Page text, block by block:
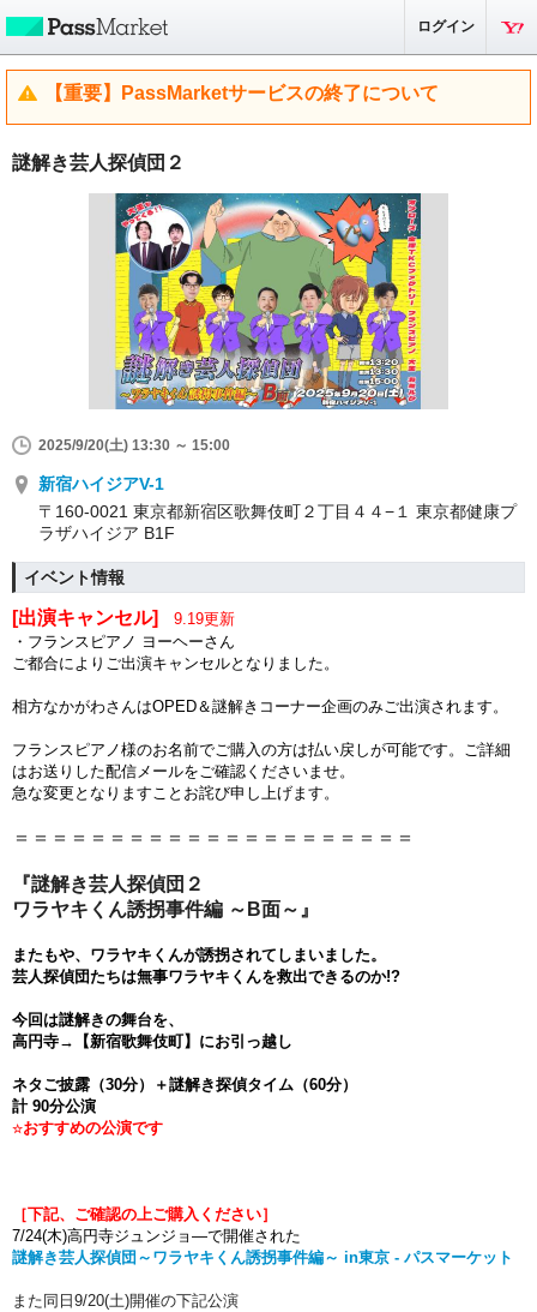
ログイン
【重要】PassMarketサービスの終了について
謎解き芸人探偵団２
2025/9/20(土) 13:30 ～ 15:00
新宿ハイジアV-1
〒160-0021 東京都新宿区歌舞伎町２丁目４４−１ 東京都健康プ
ラザハイジア B1F
イベント情報
[出演キャンセル]
9.19更新
・フランスピアノ ヨーヘーさん
ご都合によりご出演キャンセルとなりました。
相方なかがわさんはOPED＆謎解きコーナー企画のみご出演されます。
フランスピアノ様のお名前でご購入の方は払い戻しが可能です。ご詳細
はお送りした配信メールをご確認くださいませ。
急な変更となりますことお詫び申し上げます。
＝＝＝＝＝＝＝＝＝＝＝＝＝＝＝＝＝＝＝＝＝
『謎解き芸人探偵団２
ワラヤキくん誘拐事件編 ～B面～』
またもや、ワラヤキくんが誘拐されてしまいました。
芸人探偵団たちは無事ワラヤキくんを救出できるのか!?
今回は謎解きの舞台を、
高円寺→【新宿歌舞伎町】にお引っ越し
ネタご披露（30分）＋謎解き探偵タイム（60分）
計 90分公演
☆おすすめの公演です
［下記、ご確認の上ご購入ください］
7/24(木)高円寺ジュンジョ―で開催された
謎解き芸人探偵団～ワラヤキくん誘拐事件編～ in東京 - パスマーケット
また同日9/20(土)開催の下記公演